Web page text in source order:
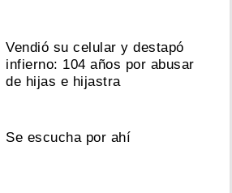
Vendió su celular y destapó
infierno: 104 años por abusar
de hijas e hijastra
Se escucha por ahí